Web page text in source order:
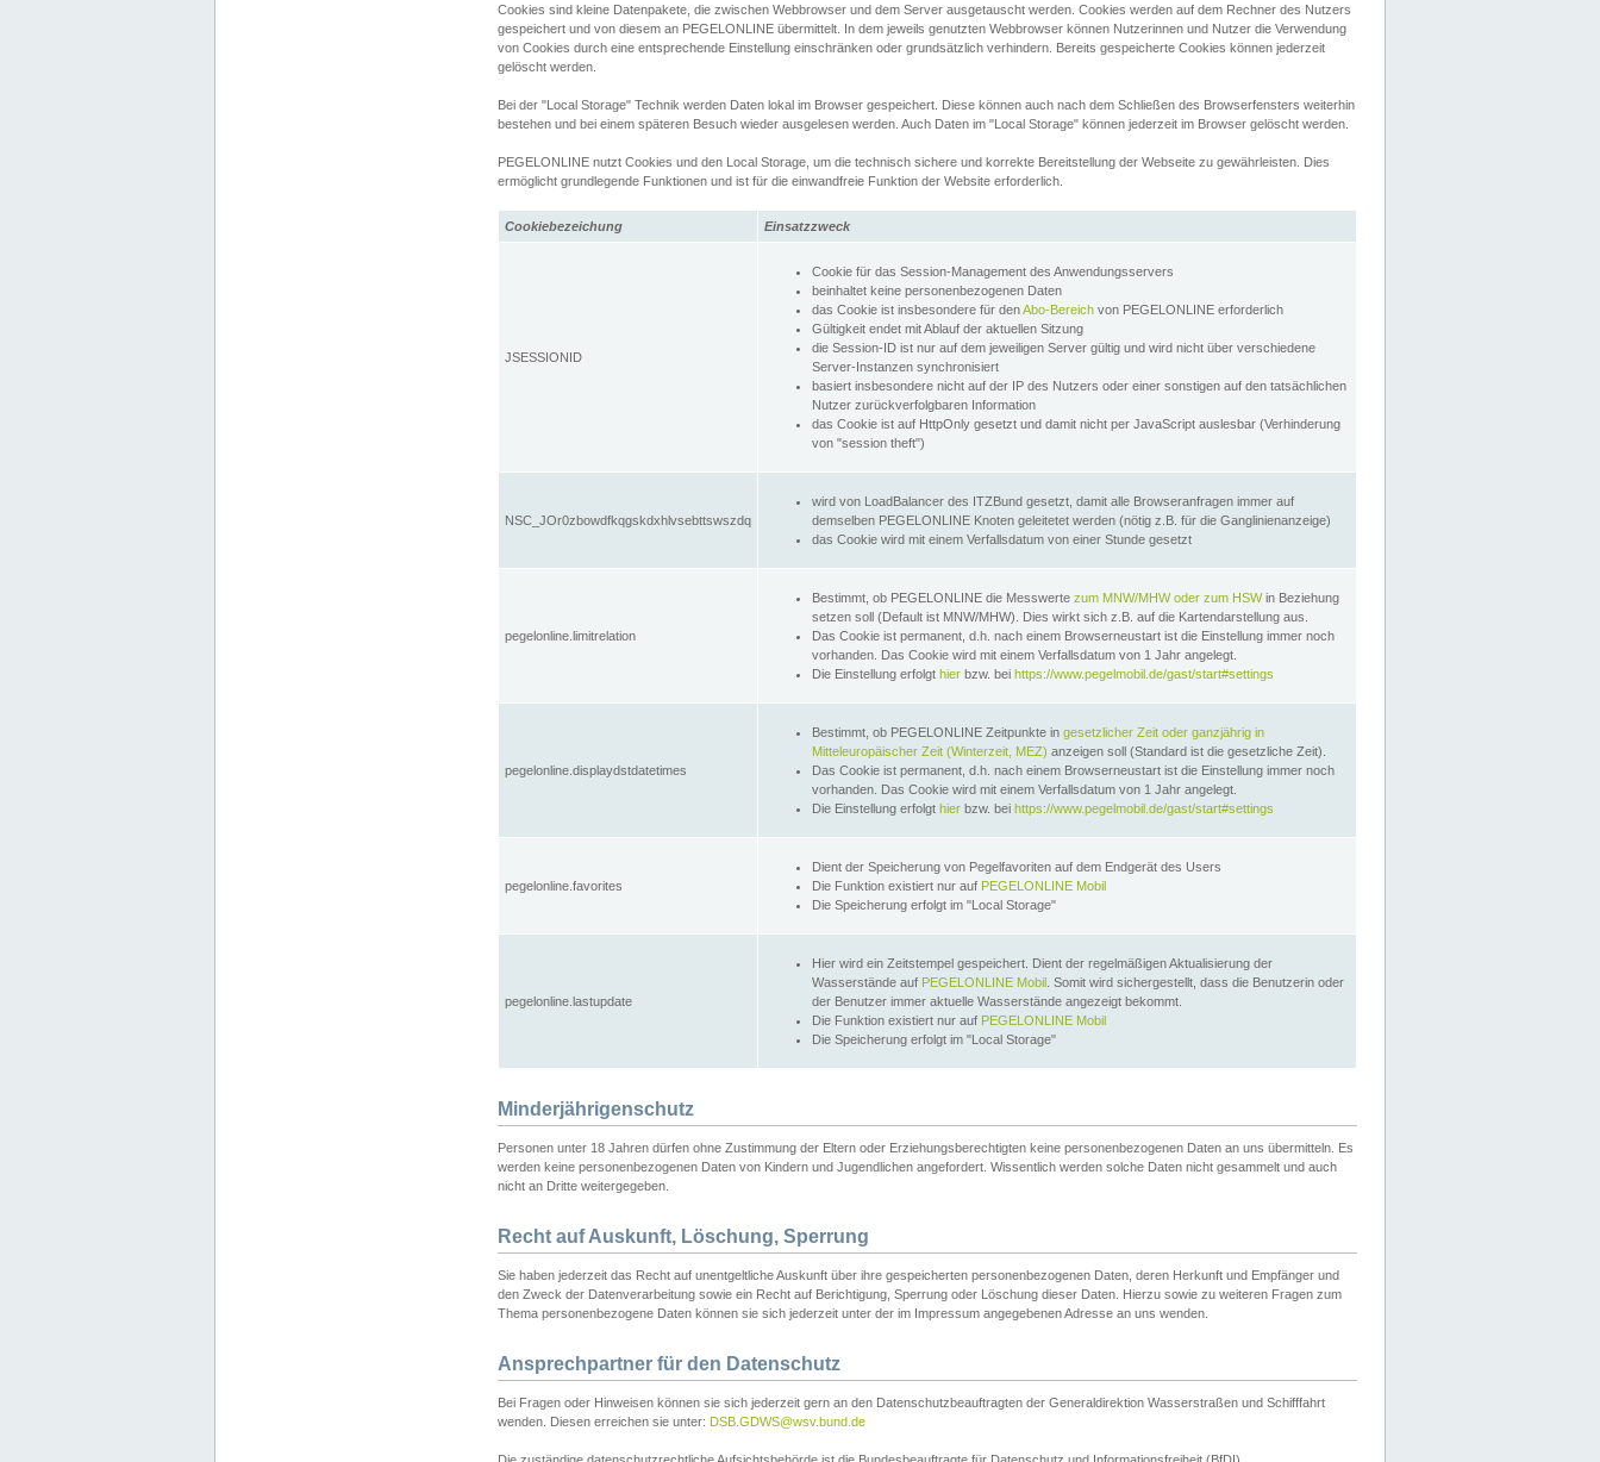
Cookies sind kleine Datenpakete, die zwischen Webbrowser und dem Server ausgetauscht werden. Cookies werden auf dem Rechner des Nutzers
gespeichert und von diesem an PEGELONLINE übermittelt. In dem jeweils genutzten Webbrowser können Nutzerinnen und Nutzer die Verwendung
von Cookies durch eine entsprechende Einstellung einschränken oder grundsätzlich verhindern. Bereits gespeicherte Cookies können jederzeit
gelöscht werden.
Bei der "Local Storage" Technik werden Daten lokal im Browser gespeichert. Diese können auch nach dem Schließen des Browserfensters weiterhin
bestehen und bei einem späteren Besuch wieder ausgelesen werden. Auch Daten im "Local Storage" können jederzeit im Browser gelöscht werden.
PEGELONLINE nutzt Cookies und den Local Storage, um die technisch sichere und korrekte Bereitstellung der Webseite zu gewährleisten. Dies
ermöglicht grundlegende Funktionen und ist für die einwandfreie Funktion der Website erforderlich.
Cookiebezeichung Einsatzzweck
JSESSIONID
Cookie für das Session-Management des Anwendungsservers
beinhaltet keine personenbezogenen Daten
das Cookie ist insbesondere für denAbo-Bereich von PEGELONLINE erforderlich
Gültigkeit endet mit Ablauf der aktuellen Sitzung
die Session-ID ist nur auf dem jeweiligen Server gültig und wird nicht über verschiedene
Server-Instanzen synchronisiert
basiert insbesondere nicht auf der IP des Nutzers oder einer sonstigen auf den tatsächlichen
Nutzer zurückverfolgbaren Information
das Cookie ist auf HttpOnly gesetzt und damit nicht per JavaScript auslesbar (Verhinderung
von "session theft")
NSC_JOr0zbowdfkqgskdxhlvsebttswszdq
wird von LoadBalancer des ITZBund gesetzt, damit alle Browseranfragen immer auf
demselben PEGELONLINE Knoten geleitetet werden (nötig z.B. für die Ganglinienanzeige)
das Cookie wird mit einem Verfallsdatum von einer Stunde gesetzt
pegelonline.limitrelation
Bestimmt, ob PEGELONLINE die Messwerte zum MNW/MHW oder zum HSWin Beziehung
setzen soll (Default ist MNW/MHW). Dies wirkt sich z.B. auf die Kartendarstellung aus.
Das Cookie ist permanent, d.h. nach einem Browserneustart ist die Einstellung immer noch
vorhanden. Das Cookie wird mit einem Verfallsdatum von 1 Jahr angelegt.
Die Einstellung erfolgt hier bzw. bei https://www.pegelmobil.de/gast/start#settings
pegelonline.displaydstdatetimes
Bestimmt, ob PEGELONLINE Zeitpunkte in gesetzlicher Zeit oder ganzjährig in
Mitteleuropäischer Zeit (Winterzeit, MEZ) anzeigen soll (Standard ist die gesetzliche Zeit).
Das Cookie ist permanent, d.h. nach einem Browserneustart ist die Einstellung immer noch
vorhanden. Das Cookie wird mit einem Verfallsdatum von 1 Jahr angelegt.
Die Einstellung erfolgt hier bzw. bei https://www.pegelmobil.de/gast/start#settings
pegelonline.favorites
Dient der Speicherung von Pegelfavoriten auf dem Endgerät des Users
Die Funktion existiert nur auf PEGELONLINE Mobil
Die Speicherung erfolgt im "Local Storage"
pegelonline.lastupdate
Hier wird ein Zeitstempel gespeichert. Dient der regelmäßigen Aktualisierung der
Wasserstände auf PEGELONLINE Mobil . Somit wird sichergestellt, dass die Benutzerin oder
der Benutzer immer aktuelle Wasserstände angezeigt bekommt.
Die Funktion existiert nur auf PEGELONLINE Mobil
Die Speicherung erfolgt im "Local Storage"
Minderjährigenschutz
Personen unter 18 Jahren dürfen ohne Zustimmung der Eltern oder Erziehungsberechtigten keine personenbezogenen Daten an uns übermitteln. Es
werden keine personenbezogenen Daten von Kindern und Jugendlichen angefordert. Wissentlich werden solche Daten nicht gesammelt und auch
nicht an Dritte weitergegeben.
Recht auf Auskunft, Löschung, Sperrung
Sie haben jederzeit das Recht auf unentgeltliche Auskunft über ihre gespeicherten personenbezogenen Daten, deren Herkunft und Empfänger und
den Zweck der Datenverarbeitung sowie ein Recht auf Berichtigung, Sperrung oder Löschung dieser Daten. Hierzu sowie zu weiteren Fragen zum
Thema personenbezogene Daten können sie sich jederzeit unter der im Impressum angegebenen Adresse an uns wenden.
Ansprechpartner für den Datenschutz
Bei Fragen oder Hinweisen können sie sich jederzeit gern an den Datenschutzbeauftragten der Generaldirektion Wasserstraßen und Schifffahrt
wenden. Diesen erreichen sie unter: DSB.GDWS@wsv.bund.de